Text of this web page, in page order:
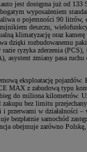
jest dostępna już od 133
wyposażeniem
o pojemności 90 litrów,
deszczu,
klimatyzację oraz
dzięki rozbudowanemu
ryzyka zderzenia
asystent zmiany pasa
eksploatację
MAX z zabudową typu
do miliona kilometrów.
bez limitu
przerwami w działalności –
bezpłatnie samochód
obejmuje zarówno Polskę,